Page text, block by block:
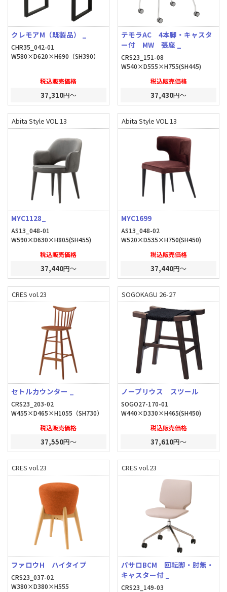
クレモアM（既製品） _
CHR35_042-01
W580×D620×H690（SH390）
税込販売価格
37,310円～
テモラAC 4本脚・キャスタ
ー付 MW 張座 _
CRS23_151-08
W540×D555×H755(SH445)
税込販売価格
37,430円～
Abita Style VOL.13
MYC1128_
AS13_048-01
W590×D630×H805(SH455)
税込販売価格
37,440円～
Abita Style VOL.13
MYC1699
AS13_048-02
W520×D535×H750(SH450)
税込販売価格
37,440円～
CRES vol.23
セトルカウンター _
CRS23_203-02
W455×D465×H1055（SH730）
税込販売価格
37,550円～
SOGOKAGU 26-27
ノープリウス スツール
SOGO27-170-01
W440×D330×H465(SH450)
税込販売価格
37,610円～
CRES vol.23
ファロウH ハイタイプ
CRS23_037-02
W380×D380×H555
CRES vol.23
パサロBCM 回転脚・肘無・
キャスター付 _
CRS23_149-03